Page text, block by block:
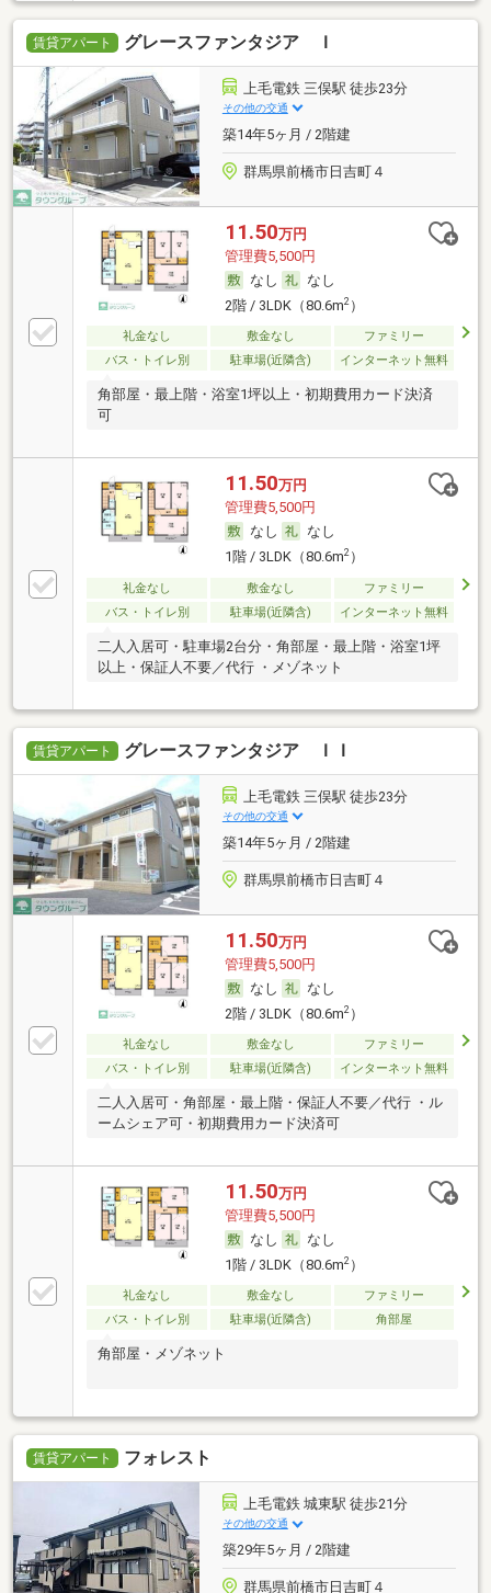
賃貸アパート グレースファンタジア Ｉ
上毛電鉄 三俣駅 徒歩23分
その他の交通
築14年5ヶ月 / 2階建
群馬県前橋市日吉町４
11.50万円
管理費5,500円
なし
なし
2階 / 3LDK（80.6m2）
礼金なし 敷金なし
ファミリー
バス・トイレ別
駐車場(近隣含) インターネット無料
角部屋・最上階・浴室1坪以上・初期費用カード決済
可
11.50万円
管理費5,500円
なし
なし
1階 / 3LDK（80.6m2）
礼金なし 敷金なし
ファミリー
バス・トイレ別
駐車場(近隣含) インターネット無料
二人入居可・駐車場2台分・角部屋・最上階・浴室1坪
以上・保証人不要／代行 ・メゾネット
賃貸アパート グレースファンタジア ＩＩ
上毛電鉄 三俣駅 徒歩23分
その他の交通
築14年5ヶ月 / 2階建
群馬県前橋市日吉町４
11.50万円
管理費5,500円
なし
なし
2階 / 3LDK（80.6m2）
礼金なし 敷金なし
ファミリー
バス・トイレ別
駐車場(近隣含) インターネット無料
二人入居可・角部屋・最上階・保証人不要／代行 ・ル
ームシェア可・初期費用カード決済可
11.50万円
管理費5,500円
なし
なし
1階 / 3LDK（80.6m2）
礼金なし 敷金なし
ファミリー
バス・トイレ別
駐車場(近隣含) 角部屋
角部屋・メゾネット
賃貸アパート フォレスト
上毛電鉄 城東駅 徒歩21分
その他の交通
築29年5ヶ月 / 2階建
群馬県前橋市日吉町４